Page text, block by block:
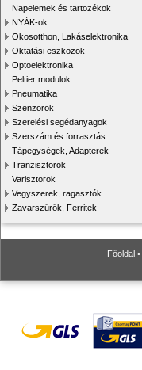
Napelemek és tartozékok
NYÁK-ok
Okosotthon, Lakáselektronika
Oktatási eszközök
Optoelektronika
Peltier modulok
Pneumatika
Szenzorok
Szerelési segédanyagok
Szerszám és forrasztás
Tápegységek, Adapterek
Tranzisztorok
Varisztorok
Vegyszerek, ragasztók
Zavarszűrők, Ferritek
Főoldal •